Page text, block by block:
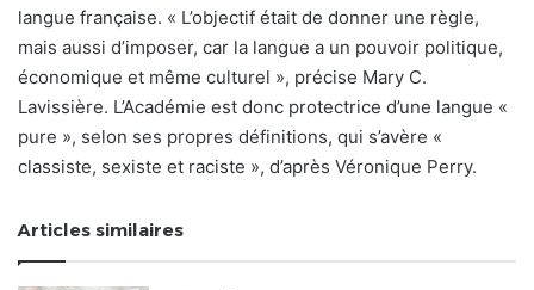
langue française. « L’objectif était de donner une règle,
mais aussi d’imposer, car la langue a un pouvoir politique,
économique et même culturel », précise Mary C.
Lavissière. L’Académie est donc protectrice d’une langue «
pure », selon ses propres définitions, qui s’avère «
classiste, sexiste et raciste », d’après Véronique Perry.
Articles similaires